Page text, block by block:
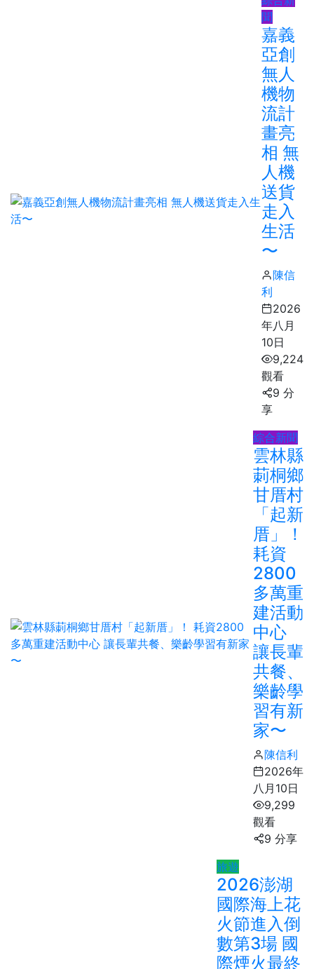
聞
嘉義
亞創
無人
機物
流計
畫亮
相 無
人機
送貨
走入
生活
〜
陳信
利
2026
年八月
10日
9,224
觀看
9 分
享
綜合新聞
雲林縣
莿桐鄉
甘厝村
「起新
厝」！
耗資
2800
多萬重
建活動
中心
讓長輩
共餐、
樂齡學
習有新
家〜
陳信利
2026年
八月10日
9,299
觀看
9 分享
旅遊
2026澎湖
國際海上花
火節進入倒
數第3場 國
際煙火最終